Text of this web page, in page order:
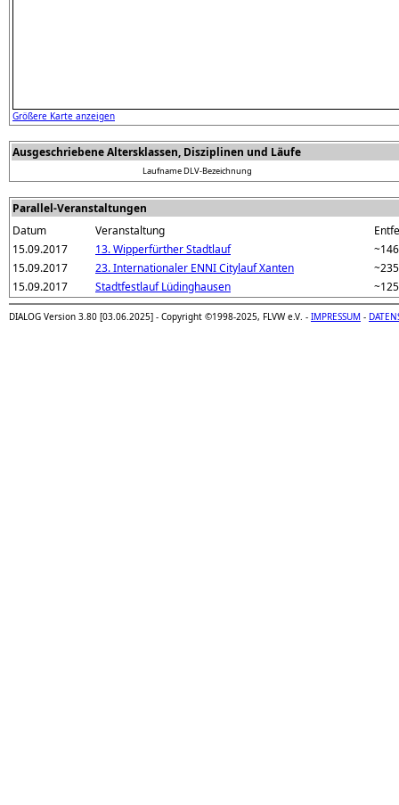
Größere Karte anzeigen
Ausgeschriebene Altersklassen, Disziplinen und Läufe
LaufnameDLV-Bezeichnung
Parallel-Veranstaltungen
Datum
Veranstaltung
15.09.2017
13. Wipperfürther Stadtlauf
15.09.2017
23. Internationaler ENNI Citylauf Xanten
15.09.2017
Stadtfestlauf Lüdinghausen
DIALOG Version 3.80 [03.06.2025] - Copyright ©1998-2025, FLVW e.V. - IMPRESSUM -